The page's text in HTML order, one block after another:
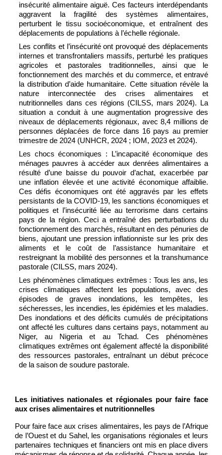
insécurité alimentaire aiguë. Ces facteurs interdépendants
aggravent la fragilité des systèmes alimentaires,
perturbent le tissu socioéconomique, et entraînent des
déplacements de populations à l’échelle régionale.
Les conflits et l’insécurité ont provoqué des déplacements
internes et transfrontaliers massifs, perturbé les pratiques
agricoles et pastorales traditionnelles, ainsi que le
fonctionnement des marchés et du commerce, et entravé
la distribution d’aide humanitaire. Cette situation révèle la
nature interconnectée des crises alimentaires et
nutritionnelles dans ces régions (CILSS, mars 2024). La
situation a conduit à une augmentation progressive des
niveaux de déplacements régionaux, avec 8,4 millions de
personnes déplacées de force dans 16 pays au premier
trimestre de 2024 (UNHCR, 2024 ; IOM, 2023 et 2024).
Les chocs économiques : L’incapacité économique des
ménages pauvres à accéder aux denrées alimentaires a
résulté d’une baisse du pouvoir d’achat, exacerbée par
une inflation élevée et une activité économique affaiblie.
Ces défis économiques ont été aggravés par les effets
persistants de la COVID-19, les sanctions économiques et
politiques et l’insécurité liée au terrorisme dans certains
pays de la région. Ceci a entraîné des perturbations du
fonctionnement des marchés, résultant en des pénuries de
biens, ajoutant une pression inflationniste sur les prix des
aliments et le coût de l’assistance humanitaire et
restreignant la mobilité des personnes et la transhumance
pastorale (CILSS, mars 2024).
Les phénomènes climatiques extrêmes : Tous les ans, les
crises climatiques affectent les populations, avec des
épisodes de graves inondations, les tempêtes, les
sécheresses, les incendies, les épidémies et les maladies.
Des inondations et des déficits cumulés de précipitations
ont affecté les cultures dans certains pays, notamment au
Niger, au Nigeria et au Tchad. Ces phénomènes
climatiques extrêmes ont également affecté la disponibilité
des ressources pastorales, entraînant un début précoce
de la saison de soudure pastorale.
Les initiatives nationales et régionales pour faire face
aux crises alimentaires et nutritionnelles
Pour faire face aux crises alimentaires, les pays de l’Afrique
de l’Ouest et du Sahel, les organisations régionales et leurs
partenaires techniques et financiers ont mis en place divers